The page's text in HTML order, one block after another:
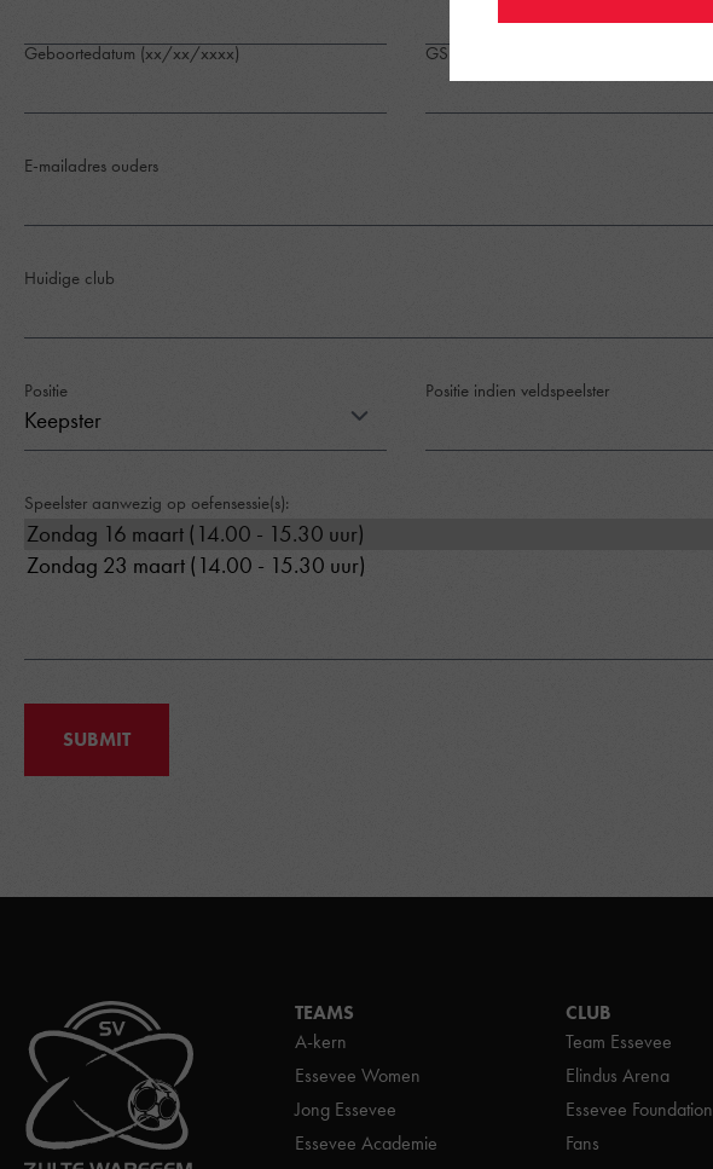
Geboortedatum (xx/xx/xxxx) GSM-nummer (ouders
E-mailadres ouders
Huidige club
Positie Positie indien veldspeelster
Speelster aanwezig op oefensessie(s):
SUBMIT
TEAMS
A-kern
Essevee Women
Jong Essevee
Essevee Academie
CLUB
Team Essevee
Elindus Arena
Essevee Foundation
Fans